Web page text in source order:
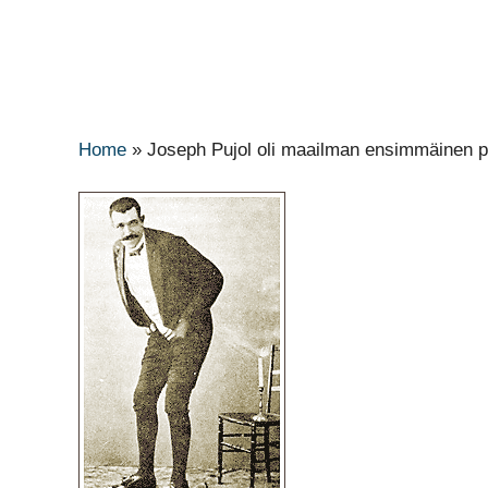
Home » Joseph Pujol oli maailman ensimmäinen